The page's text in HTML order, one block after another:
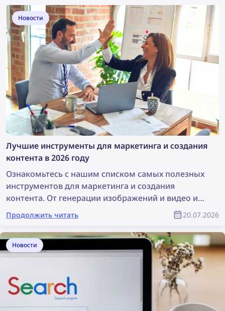
эффективными.
Новости
Лучшие инструменты для маркетинга и создания
контента в 2026 году
Ознакомьтесь с нашим списком самых полезных
инструментов для маркетинга и создания
контента. От генерации изображений и видео и
дизайна до поиска контента и защиты авторских
прав — эти инструменты могут значительно
облегчить работу любой маркетинговой
команды. В этой статье представлен полный
список лучших инструментов для маркетологов и
Продолжить читать 20.07.2026
Новости